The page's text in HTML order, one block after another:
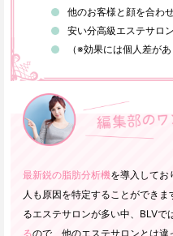
他のお客様と顔を合わ
安い分高級エステサロ
（※効果には個人差があ
最新鋭の脂肪分析機を導入してお
人も原因を特定することができ
るエステサロンが多い中、BLVで
るので、他のエステサロンとは違